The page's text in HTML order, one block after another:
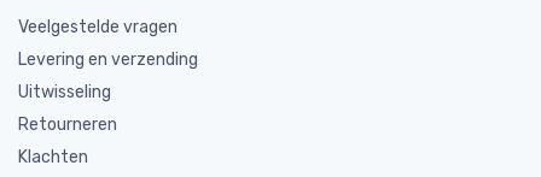
Veelgestelde vragen
Levering en verzending
Uitwisseling
Retourneren
Klachten